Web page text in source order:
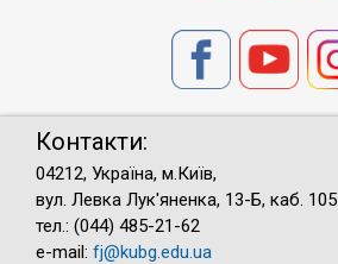
Контакти:
04212, Україна, м.Київ,
вул. Левка Лук'яненка, 13-Б, каб. 105
тел.: (044) 485-21-62
e-mail: fj@kubg.edu.ua